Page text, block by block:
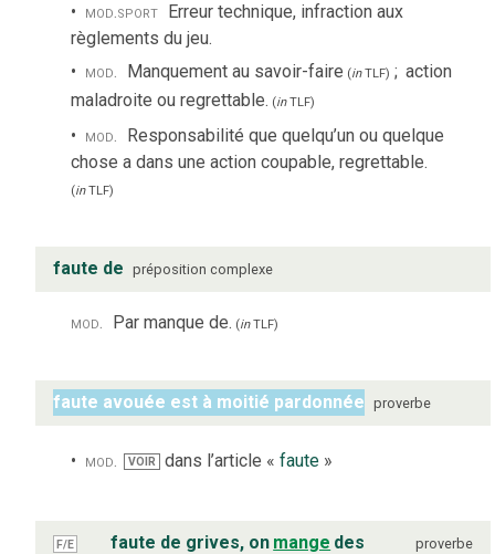
mod.sport Erreur technique, infraction aux
règlements du jeu.
mod. Manquement au savoir-faire (inTLF) ; action
maladroite ou regrettable. (inTLF)
mod. Responsabilité que quelqu’un ou quelque
chose a dans une action coupable, regrettable.
(inTLF)
faute de préposition complexe
mod. Par manque de. (inTLF)
faute avouée est à moitié pardonnée proverbe
mod. VOIR dans l’article « faute»
F/E faute de grives, on mange des
proverbe